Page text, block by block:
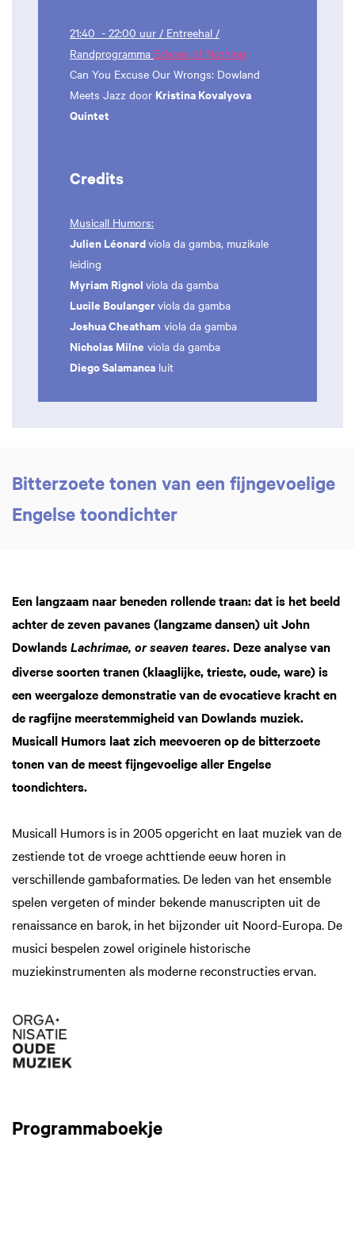
21:40 - 22:00 uur / Entreehal /
Randprogramma Echoes of Nothing
Can You Excuse Our Wrongs: Dowland
Meets Jazz door Kristina Kovalyova
Quintet
Credits
Musicall Humors:
Julien Léonardviola da gamba, muzikale
leiding
Myriam Rignol viola da gamba
Lucile Boulangerviola da gamba
Joshua Cheatham viola da gamba
Nicholas Milne viola da gamba
Diego Salamanca luit
Bitterzoete tonen van een fijngevoelige
Engelse toondichter
Een langzaam naar beneden rollende traan: dat is het beeld
achter de zeven pavanes (langzame dansen) uit John
Dowlands Lachrimae, or seaven teares. Deze analyse van
diverse soorten tranen (klaaglijke, trieste, oude, ware) is
een weergaloze demonstratie van de evocatieve kracht en
de ragfijne meerstemmigheid van Dowlands muziek.
Musicall Humors laat zich meevoeren op de bitterzoete
tonen van de meest fijngevoelige aller Engelse
toondichters.
Musicall Humors is in 2005 opgericht en laat muziek van de
zestiende tot de vroege achttiende eeuw horen in
verschillende gambaformaties. De leden van het ensemble
spelen vergeten of minder bekende manuscripten uit de
renaissance en barok, in het bijzonder uit Noord-Europa. De
musici bespelen zowel originele historische
muziekinstrumenten als moderne reconstructies ervan.
Programmaboekje